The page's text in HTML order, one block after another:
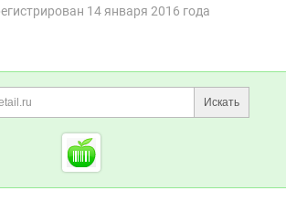
14 января 2016 года
информация
Поиск по сайту и
Искать
Cсылки на полезные
Foodretail.ru
— продукты